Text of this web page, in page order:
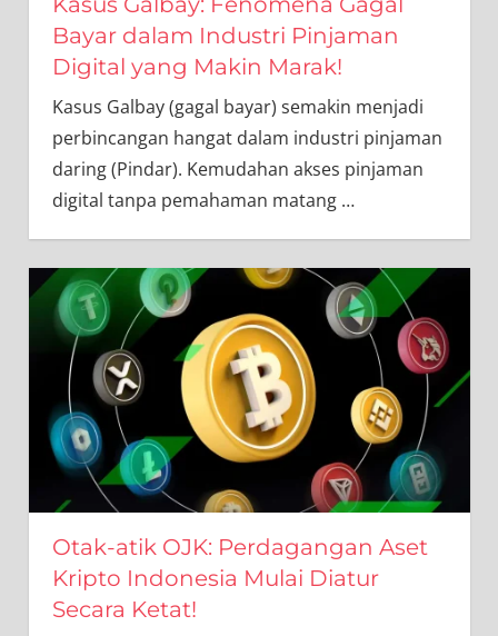
Bayar dalam Industri Pinjaman
Digital yang Makin Marak!
Kasus Galbay (gagal bayar) semakin menjadi
perbincangan hangat dalam industri pinjaman
daring (Pindar). Kemudahan akses pinjaman
digital tanpa pemahaman matang …
Otak-atik OJK: Perdagangan Aset
Kripto Indonesia Mulai Diatur
Secara Ketat!